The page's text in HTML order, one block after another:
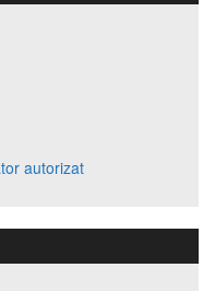
autorizat